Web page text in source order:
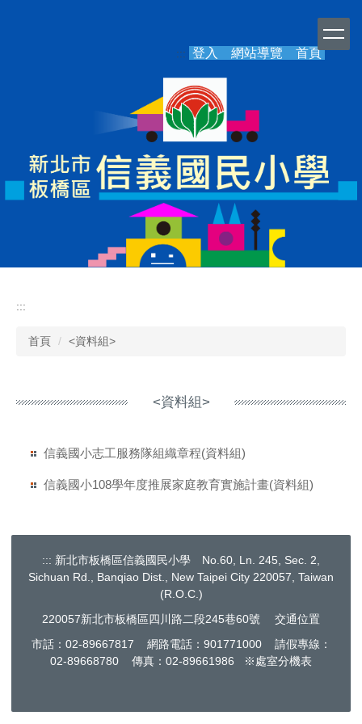
::: 登入 網站導覽 首頁
:::
首頁 <資料組>
<資料組>
信義國小志工服務隊組織章程(資料組)
信義國小108學年度推展家庭教育實施計畫(資料組)
::: 新北市板橋區信義國民小學 No.60, Ln. 245, Sec. 2,
Sichuan Rd., Banqiao Dist., New Taipei City 220057, Taiwan
(R.O.C.)
220057新北市板橋區四川路二段245巷60號 交通位置
市話：02-89667817 網路電話：901771000 請假專線：
02-89668780 傳真：02-89661986 ※處室分機表